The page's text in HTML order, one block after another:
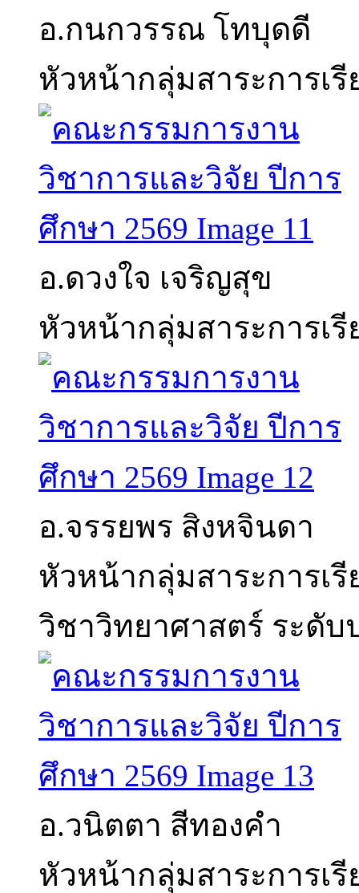
อ.กนกวรรณ โทบุดดี
หัวหน้ากลุ่มสาระการเ
อ.ดวงใจ เจริญสุข
หัวหน้ากลุ่มสาระการเ
อ.จรรยพร สิงหจินดา
หัวหน้ากลุ่มสาระการเ
วิชาวิทยาศาสตร์ ระดับ
อ.วนิตตา สีทองคำ
หัวหน้ากลุ่มสาระการเ